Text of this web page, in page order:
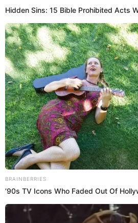
Erreway confirma concierto en
precio de entradas para
Rebelde Way
La banda de la telenovela 'Rebelde
fechas en España. Conoce cuándo y
este 2025.
Isabel Gonzalez